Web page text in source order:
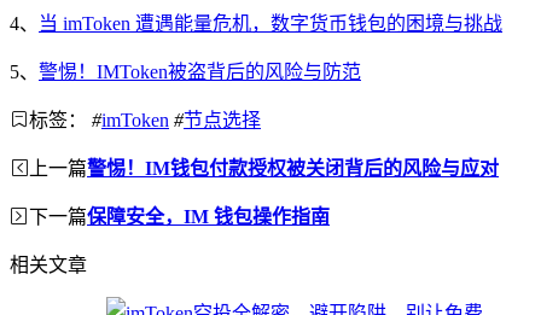
4、 当 imToken 遭遇能量危机，数字货币钱包的困境与挑战
5、 警惕！IMToken被盗背后的风险与防范
标签： #imToken #节点选择
上一篇警惕！IM钱包付款授权被关闭背后的风险与应对
下一篇保障安全，IM 钱包操作指南
相关文章